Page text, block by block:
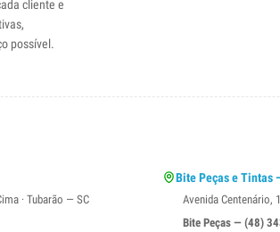
cliente e
possível.
· Tubarão — SC
Bite Peças e Tintas
Avenida Centenário,
Bite Peças — (48)